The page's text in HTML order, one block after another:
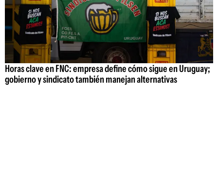
Horas clave en FNC: empresa define cómo sigue en Uruguay;
gobierno y sindicato también manejan alternativas